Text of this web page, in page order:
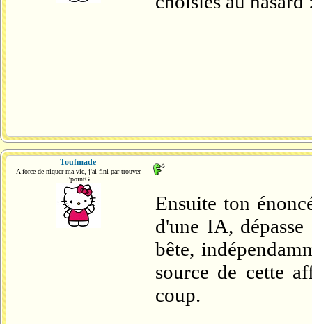
Toufmade
A force de niquer ma vie, j'ai fini par trouver
l'pointG
Ensuite ton
d'une IA,
bête,
source de cette
coup.